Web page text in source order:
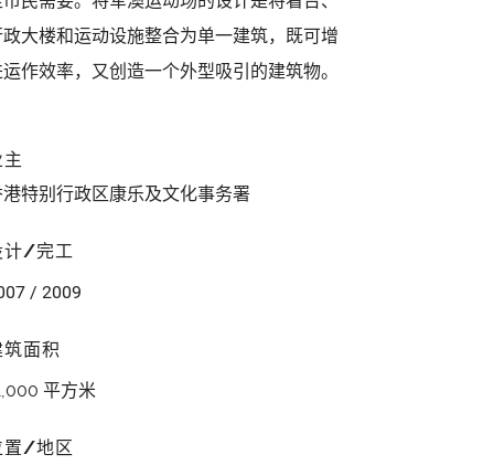
政大楼和运动设施整合为单一建筑，既可增
作效率，又创造一个外型吸引的建筑物。
港特别行政区康乐及文化事务署
计/完工
/ 2009
筑面积
平方米
置/地区